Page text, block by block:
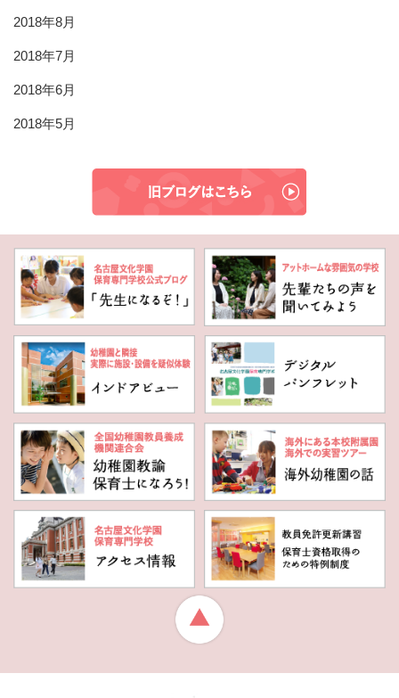
2018年8月
2018年7月
2018年6月
2018年5月